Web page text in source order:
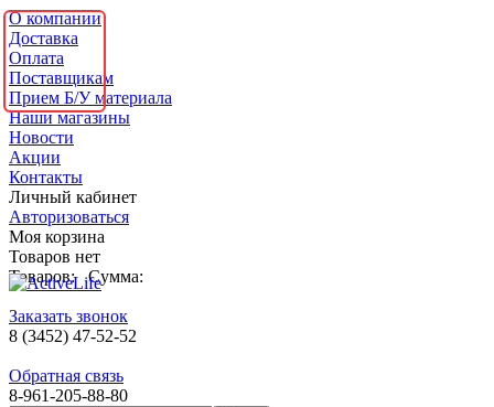
О компании
Доставка
Оплата
Поставщикам
Прием Б/У материала
Наши магазины
Новости
Акции
Контакты
Личный кабинет
Авторизоваться
Моя корзина
Товаров нет
Товаров: Сумма:
Заказать звонок
8 (3452) 47-52-52
Обратная связь
8-961-205-88-80